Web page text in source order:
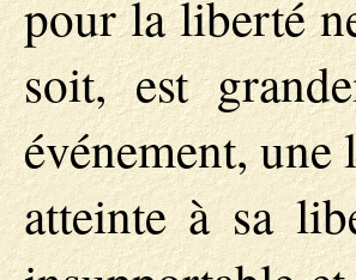
pour la liberté
soit, est
événement,
atteinte à sa